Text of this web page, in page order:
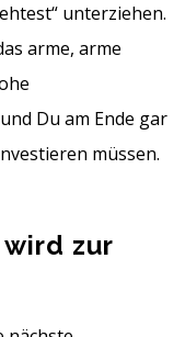
unterziehen.
arme, arme
Du am Ende gar
müssen.
zur